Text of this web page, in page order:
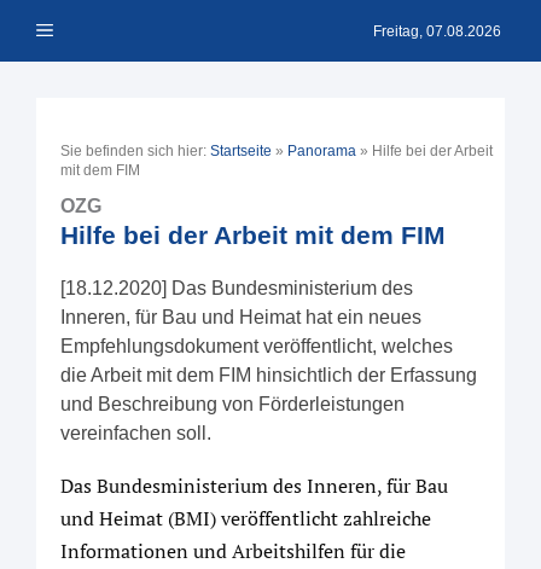
Inhalt Menü Freitag, 07.08.2026
Sie befinden sich hier: Startseite » Panorama » Hilfe bei der Arbeit
mit dem FIM
OZG
Hilfe bei der Arbeit mit dem FIM
[18.12.2020] Das Bundesministerium des
Inneren, für Bau und Heimat hat ein neues
Empfehlungsdokument veröffentlicht, welches
die Arbeit mit dem FIM hinsichtlich der Erfassung
und Beschreibung von Förderleistungen
vereinfachen soll.
Das Bundesministerium des Inneren, für Bau
und Heimat (BMI) veröffentlicht zahlreiche
Informationen und Arbeitshilfen für die